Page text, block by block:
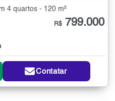
4 quartos - 120 m²
R$ 799.000
Contatar